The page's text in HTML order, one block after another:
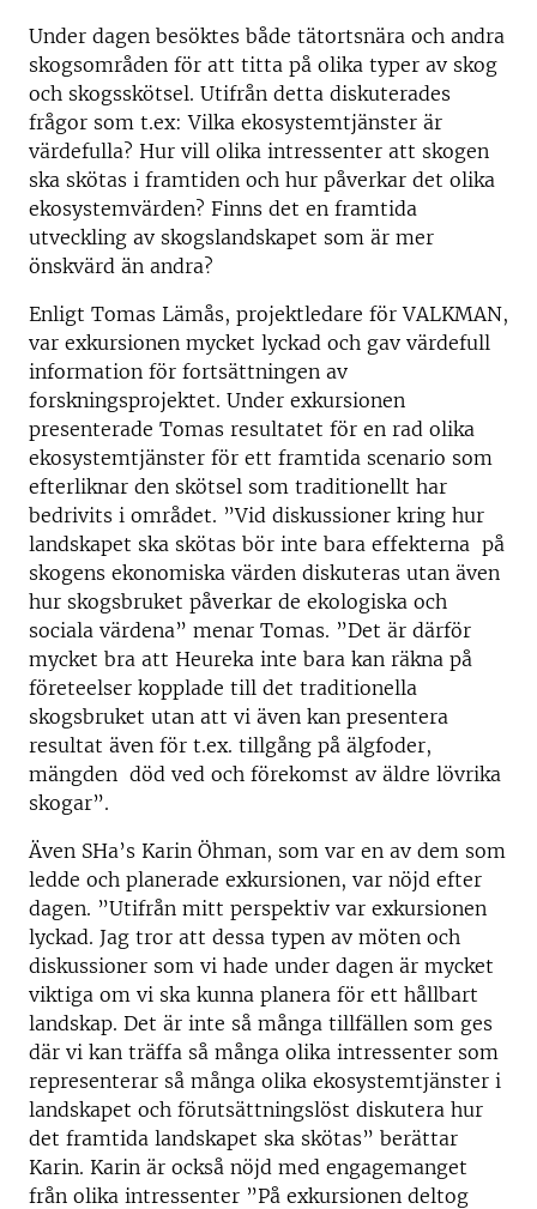
Under dagen besöktes både tätortsnära och andra
skogsområden för att titta på olika typer av skog
och skogsskötsel. Utifrån detta diskuterades
frågor som t.ex: Vilka ekosystemtjänster är
värdefulla? Hur vill olika intressenter att skogen
ska skötas i framtiden och hur påverkar det olika
ekosystemvärden? Finns det en framtida
utveckling av skogslandskapet som är mer
önskvärd än andra?
Enligt Tomas Lämås, projektledare för VALKMAN,
var exkursionen mycket lyckad och gav värdefull
information för fortsättningen av
forskningsprojektet. Under exkursionen
presenterade Tomas resultatet för en rad olika
ekosystemtjänster för ett framtida scenario som
efterliknar den skötsel som traditionellt har
bedrivits i området. ”Vid diskussioner kring hur
landskapet ska skötas bör inte bara effekterna på
skogens ekonomiska värden diskuteras utan även
hur skogsbruket påverkar de ekologiska och
sociala värdena” menar Tomas. ”Det är därför
mycket bra att Heureka inte bara kan räkna på
företeelser kopplade till det traditionella
skogsbruket utan att vi även kan presentera
resultat även för t.ex. tillgång på älgfoder,
mängden död ved och förekomst av äldre lövrika
skogar”.
Även SHa’s Karin Öhman, som var en av dem som
ledde och planerade exkursionen, var nöjd efter
dagen. ”Utifrån mitt perspektiv var exkursionen
lyckad. Jag tror att dessa typen av möten och
diskussioner som vi hade under dagen är mycket
viktiga om vi ska kunna planera för ett hållbart
landskap. Det är inte så många tillfällen som ges
där vi kan träffa så många olika intressenter som
representerar så många olika ekosystemtjänster i
landskapet och förutsättningslöst diskutera hur
det framtida landskapet ska skötas” berättar
Karin. Karin är också nöjd med engagemanget
från olika intressenter ”På exkursionen deltog